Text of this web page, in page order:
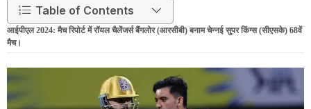
Table of Contents
आईपीएल 2024: मैच रिपोर्ट में रॉयल चैलेंजर्स बैंगलोर (आरसीबी) बनाम चेन्नई सुपर किंग्स (सीएसके) 68वें
मैच।